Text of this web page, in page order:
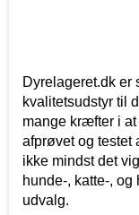
Dyrelageret.dk er
kvalitetsudstyr til
mange kræfter i
afprøvet og
ikke mindst det
hunde-, katte-,
udvalg.